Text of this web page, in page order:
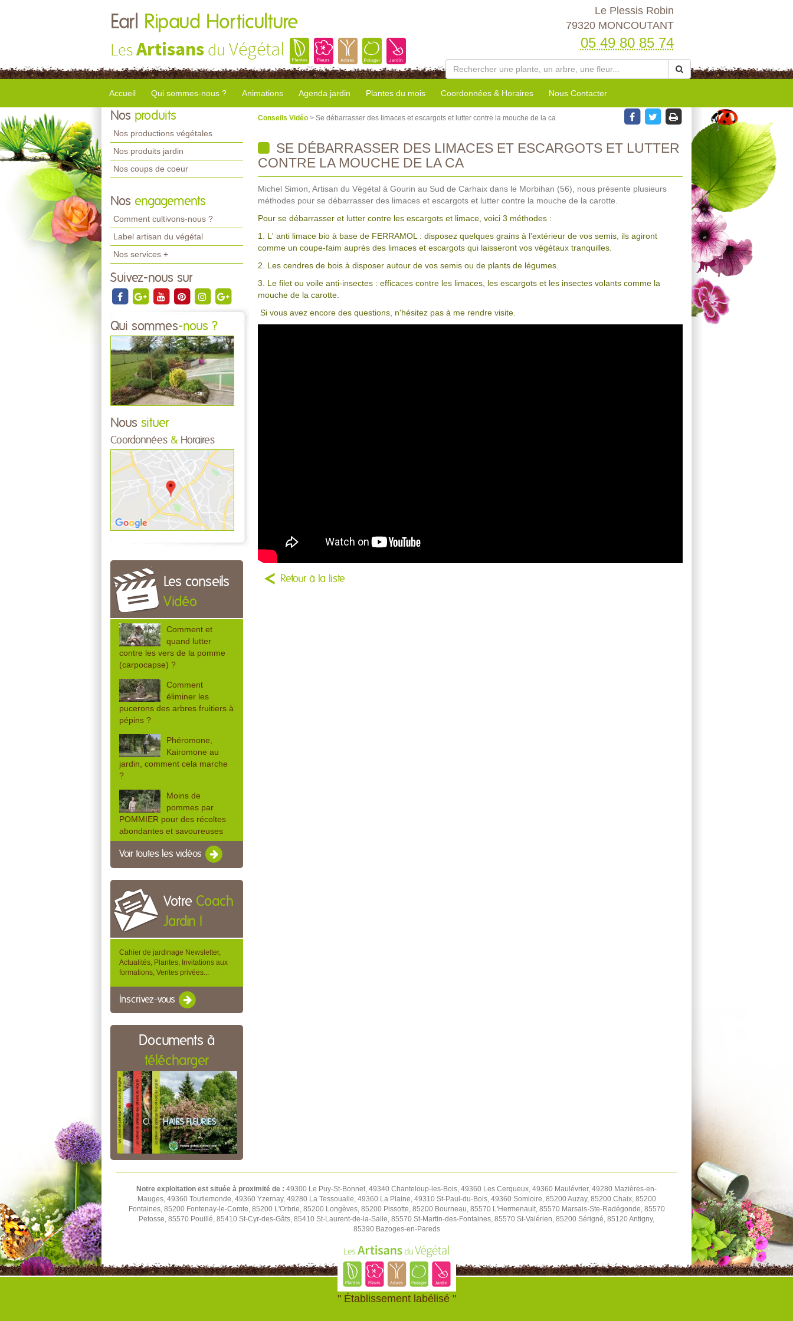
Earl Ripaud Horticulture
LesArtisans du Végétal
Le Plessis Robin
79320 MONCOUTANT
05 49 80 85 74
Accueil Qui sommes-nous ? Animations Agenda jardin Plantes du mois Coordonnées & Horaires Nous Contacter
Nos produits
Nos productions végétales
Nos produits jardin
Nos coups de coeur
Nos engagements
Comment cultivons-nous ?
Label artisan du végétal
Nos services +
Suivez-nous sur
Qui sommes-nous ?
Nous situer
Coordonnées & Horaires
Les conseils
Vidéo
Comment et
quand lutter
contre les vers de la pomme
(carpocapse) ?
Comment
éliminer les
pucerons des arbres fruitiers à
pépins ?
Phéromone,
Kairomone au
jardin, comment cela marche
?
Moins de
pommes par
POMMIER pour des récoltes
abondantes et savoureuses
Voir toutes les vidéos
Votre Coach
Jardin !
Cahier de jardinage Newsletter,
Actualités, Plantes, Invitations aux
formations, Ventes privées...
Inscrivez-vous
Documents à
télécharger
Conseils Vidéo > Se débarrasser des limaces et escargots et lutter contre la mouche de la ca
SE DÉBARRASSER DES LIMACES ET ESCARGOTS ET LUTTER
CONTRE LA MOUCHE DE LA CA
Michel Simon, Artisan du Végétal à Gourin au Sud de Carhaix dans le Morbihan (56), nous présente plusieurs
méthodes pour se débarrasser des limaces et escargots et lutter contre la mouche de la carotte.
Pour se débarrasser et lutter contre les escargots et limace, voici 3 méthodes :
1. L' anti limace bio à base de FERRAMOL : disposez quelques grains à l’extérieur de vos semis, ils agiront
comme un coupe-faim auprès des limaces et escargots qui laisseront vos végétaux tranquilles.
2. Les cendres de bois à disposer autour de vos semis ou de plants de légumes.
3. Le filet ou voile anti-insectes : efficaces contre les limaces, les escargots et les insectes volants comme la
mouche de la carotte.
Si vous avez encore des questions, n'hésitez pas à me rendre visite.
Retour à la liste
Notre exploitation est située à proximité de : 49300 Le Puy-St-Bonnet, 49340 Chanteloup-les-Bois, 49360 Les Cerqueux, 49360 Maulévrier, 49280 Mazières-en-
Mauges, 49360 Toutlemonde, 49360 Yzernay, 49280 La Tessoualle, 49360 La Plaine, 49310 St-Paul-du-Bois, 49360 Somloire, 85200 Auzay, 85200 Chaix, 85200
Fontaines, 85200 Fontenay-le-Comte, 85200 L'Orbrie, 85200 Longèves, 85200 Pissotte, 85200 Bourneau, 85570 L'Hermenault, 85570 Marsais-Ste-Radégonde, 85570
Petosse, 85570 Pouillé, 85410 St-Cyr-des-Gâts, 85410 St-Laurent-de-la-Salle, 85570 St-Martin-des-Fontaines, 85570 St-Valérien, 85200 Sérigné, 85120 Antigny,
85390 Bazoges-en-Pareds
" Établissement labélisé "